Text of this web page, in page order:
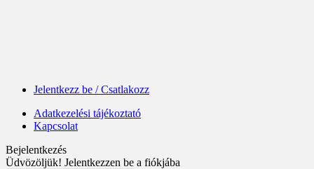
Jelentkezz be / Csatlakozz
Adatkezelési tájékoztató
Kapcsolat
Bejelentkezés
Üdvözöljük! Jelentkezzen be a fiókjába